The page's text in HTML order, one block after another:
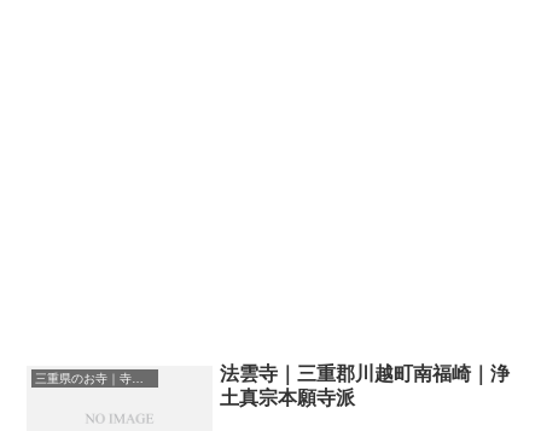
三重県のお寺｜寺院一覧
法雲寺｜三重郡川越町南福崎｜浄
土真宗本願寺派